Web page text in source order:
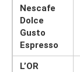
Nescafe
Dolce
Gusto
Espresso
L’OR